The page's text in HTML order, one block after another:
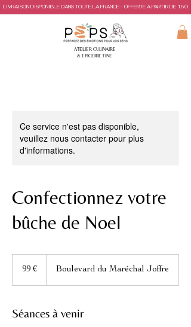
LIVRAISON DISPONIBLE DANS TOUTE LA FRANCE - OFFERTE A PARTIR DE 150€
ATELIER CULINAIRE
& EPICERIE FINE
Ce service n'est pas disponible,
veuillez nous contacter pour plus
d'informations.
Confectionnez votre
bûche de Noel
euros
99 € Boulevard du Maréchal Joffre
Séances à venir